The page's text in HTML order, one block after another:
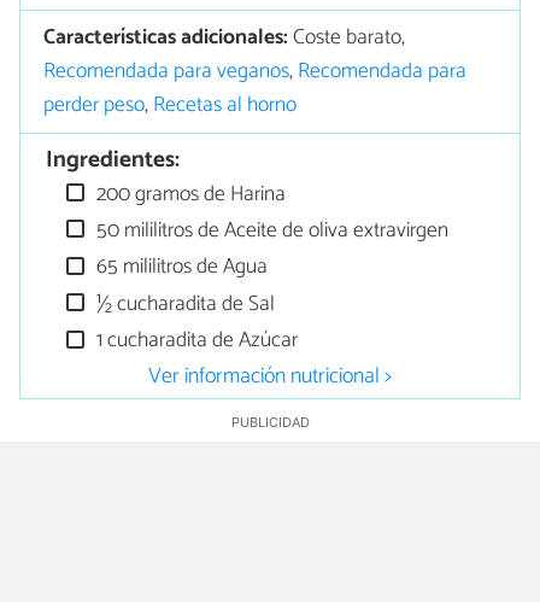
Características adicionales:Coste barato,
Recomendada para veganos,Recomendada para
perder peso,Recetas al horno
Ingredientes:
200 gramos de Harina
50 mililitros de Aceite de oliva extravirgen
65 mililitros de Agua
½ cucharadita de Sal
1 cucharadita de Azúcar
Ver información nutricional >